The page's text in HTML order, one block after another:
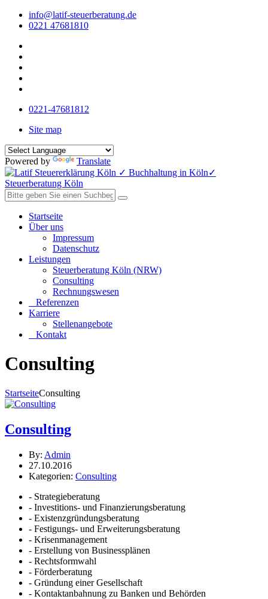
info@latif-steuerberatung.de
0221 47681810
0221-47681812
Site map
Powered by Translate
Startseite
Über uns
Impressum
Datenschutz
Leistungen
Steuerberatung Köln (NRW)
Consulting
Rechnungswesen
Referenzen
Karriere
Stellenangebote
Kontakt
Consulting
StartseiteConsulting
Consulting
By: Admin
27.10.2016
Kategorien: Consulting
- Strategieberatung
- Investitions- und Finanzierungsberatung
- Existenzgründungsberatung
- Festigungs- und Erweiterungsberatung
- Krisenmanagement
- Erstellung von Businessplänen
- Rechtsformwahl
- Förderberatung
- Gründung einer Gesellschaft
- Kontaktanbahnung zu Banken und Behörden